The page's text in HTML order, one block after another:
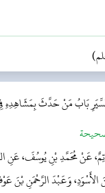
بَابُ مَنْ حَدَّثَ بِمَشَاهِدِهِ
عَنْ مُحَمَّدِ بْنِ يُوسُفَ، عَنِ
الأَسْوَدِ، وَعَبْدَ الرَّحْمَنِ